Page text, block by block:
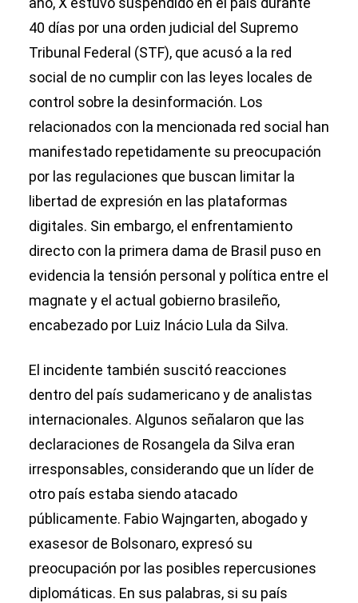
40 días por una orden judicial del Supremo
Tribunal Federal (STF), que acusó a la red
social de no cumplir con las leyes locales de
control sobre la desinformación. Los
relacionados con la mencionada red social han
manifestado repetidamente su preocupación
por las regulaciones que buscan limitar la
libertad de expresión en las plataformas
digitales. Sin embargo, el enfrentamiento
directo con la primera dama de Brasil puso en
evidencia la tensión personal y política entre el
magnate y el actual gobierno brasileño,
encabezado por Luiz Inácio Lula da Silva.
El incidente también suscitó reacciones
dentro del país sudamericano y de analistas
internacionales. Algunos señalaron que las
declaraciones de Rosangela da Silva eran
irresponsables, considerando que un líder de
otro país estaba siendo atacado
públicamente. Fabio Wajngarten, abogado y
exasesor de Bolsonaro, expresó su
preocupación por las posibles repercusiones
diplomáticas. En sus palabras, si su país